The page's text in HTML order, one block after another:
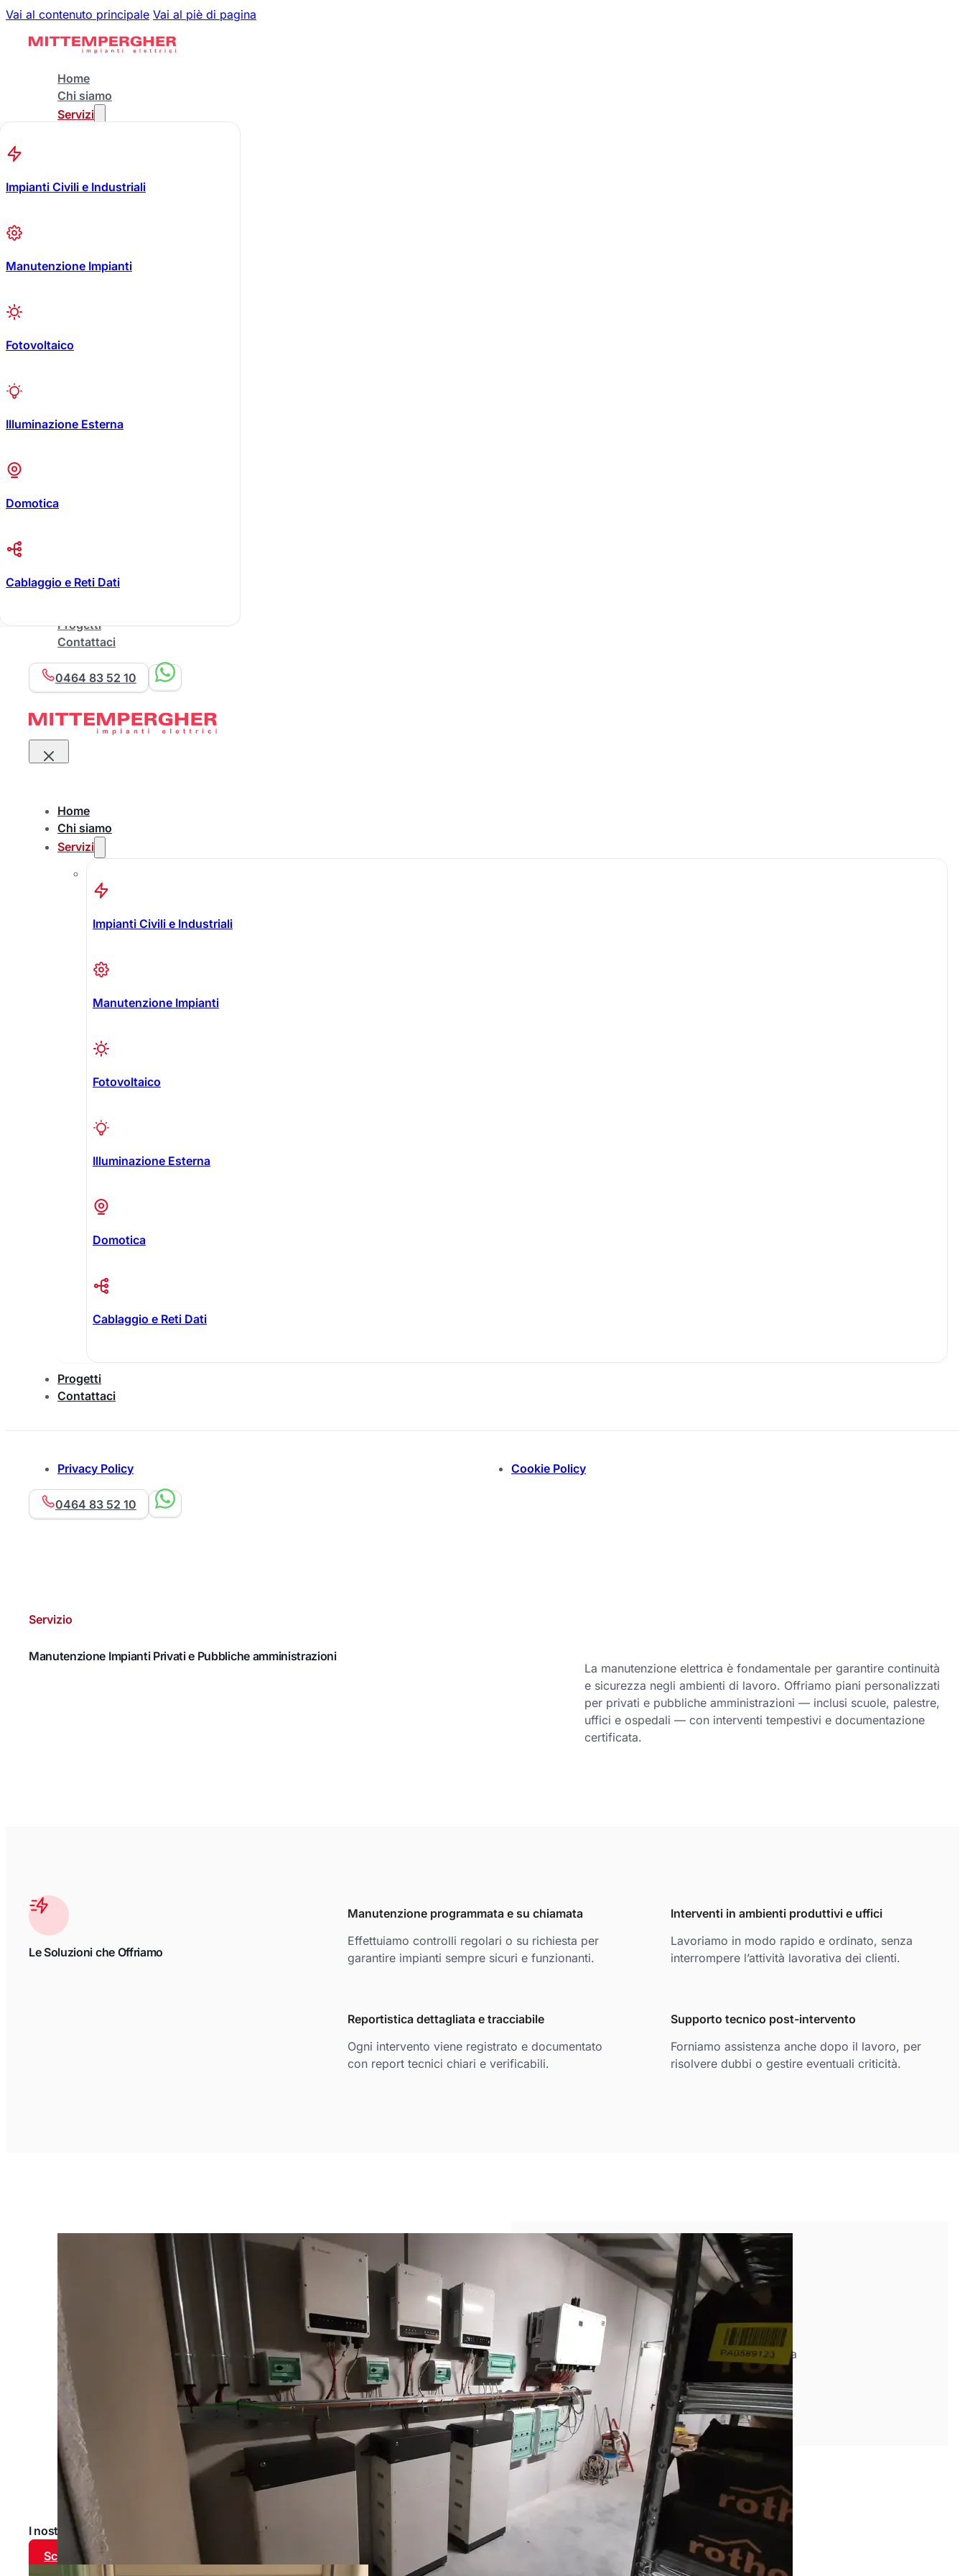
Vai al contenuto principale Vai al piè di pagina
Home
Chi siamo
Servizi
Impianti Civili e Industriali
Manutenzione Impianti
Fotovoltaico
Illuminazione Esterna
Domotica
Cablaggio e Reti Dati
Progetti
Contattaci
0464 83 52 10
Home
Chi siamo
Servizi
Impianti Civili e Industriali
Manutenzione Impianti
Fotovoltaico
Illuminazione Esterna
Domotica
Cablaggio e Reti Dati
Progetti
Contattaci
Privacy Policy Cookie Policy
0464 83 52 10
Servizio
Manutenzione Impianti Privati e Pubbliche amministrazioni
La manutenzione elettrica è fondamentale per garantire continuità
e sicurezza negli ambienti di lavoro. Offriamo piani personalizzati
per privati e pubbliche amministrazioni — inclusi scuole, palestre,
uffici e ospedali — con interventi tempestivi e documentazione
certificata.
Le Soluzioni che Offriamo
Manutenzione programmata e su chiamata
Effettuiamo controlli regolari o su richiesta per
garantire impianti sempre sicuri e funzionanti.
Interventi in ambienti produttivi e uffici
Lavoriamo in modo rapido e ordinato, senza
interrompere l’attività lavorativa dei clienti.
Reportistica dettagliata e tracciabile
Ogni intervento viene registrato e documentato
con report tecnici chiari e verificabili.
Supporto tecnico post-intervento
Forniamo assistenza anche dopo il lavoro, per
risolvere dubbi o gestire eventuali criticità.
I Vantaggi del Servizio
Maggiore sicurezza degli impianti
Riduzione dei rischi di interruzione
Piani su misura con cadenza programmata
Documentazione tecnica completa
Adeguamenti normativi periodici
I nostri progetti
Scopri tutti i progetti